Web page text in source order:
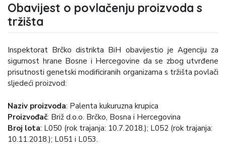
Obavijest o povlačenju proizvoda s
tržišta
Inspektorat Brčko distrikta BiH obavijestio je Agenciju za
sigurnost hrane Bosne i Hercegovine da se zbog utvrđene
prisutnosti genetski modificiranih organizama s tržišta povlači
sljedeći proizvod:
Naziv proizvoda: Palenta kukuruzna krupica
Proizvođač: Briž d.o.o. Brčko, Bosna i Hercegovina
Broj lota: L050 (rok trajanja: 10.7.2018.); L052 (rok trajanja:
10.11.2018.); L051 i L053.